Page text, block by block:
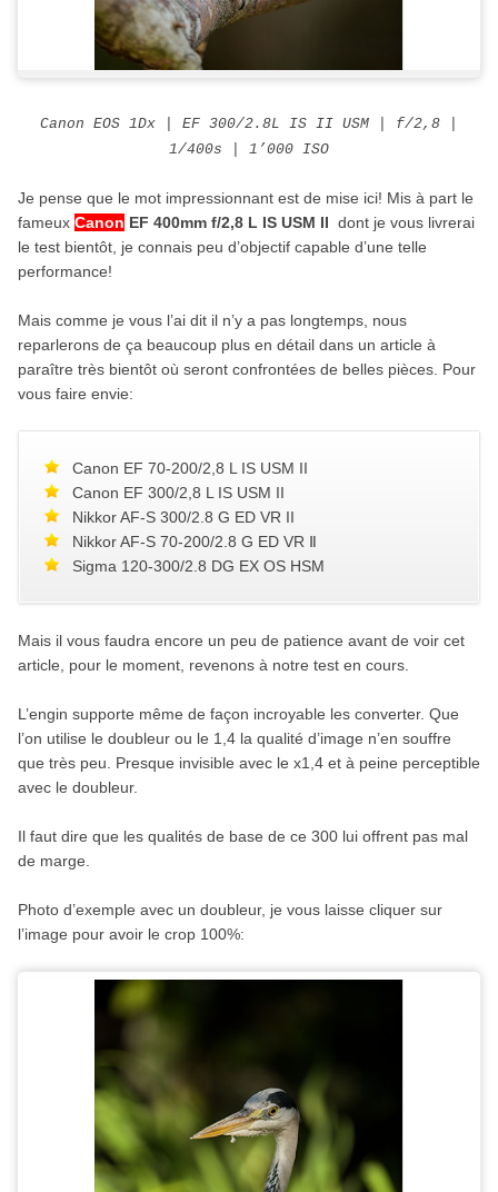
Canon EOS 1Dx | EF 300/2.8L IS II USM | f/2,8 |
1/400s | 1’000 ISO
Je pense que le mot impressionnant est de mise ici! Mis à part le
fameux Canon EF 400mm f/2,8 L IS USM II dont je vous livrerai
le test bientôt, je connais peu d’objectif capable d’une telle
performance!
Mais comme je vous l’ai dit il n’y a pas longtemps, nous
reparlerons de ça beaucoup plus en détail dans un article à
paraître très bientôt où seront confrontées de belles pièces. Pour
vous faire envie:
Canon EF 70-200/2,8 L IS USM II
Canon EF 300/2,8 L IS USM II
Nikkor AF-S 300/2.8 G ED VR II
Nikkor AF-S 70-200/2.8 G ED VR Ⅱ
Sigma 120-300/2.8 DG EX OS HSM
Mais il vous faudra encore un peu de patience avant de voir cet
article, pour le moment, revenons à notre test en cours.
L’engin supporte même de façon incroyable les converter. Que
l’on utilise le doubleur ou le 1,4 la qualité d’image n’en souffre
que très peu. Presque invisible avec le x1,4 et à peine perceptible
avec le doubleur.
Il faut dire que les qualités de base de ce 300 lui offrent pas mal
de marge.
Photo d’exemple avec un doubleur, je vous laisse cliquer sur
l’image pour avoir le crop 100%: